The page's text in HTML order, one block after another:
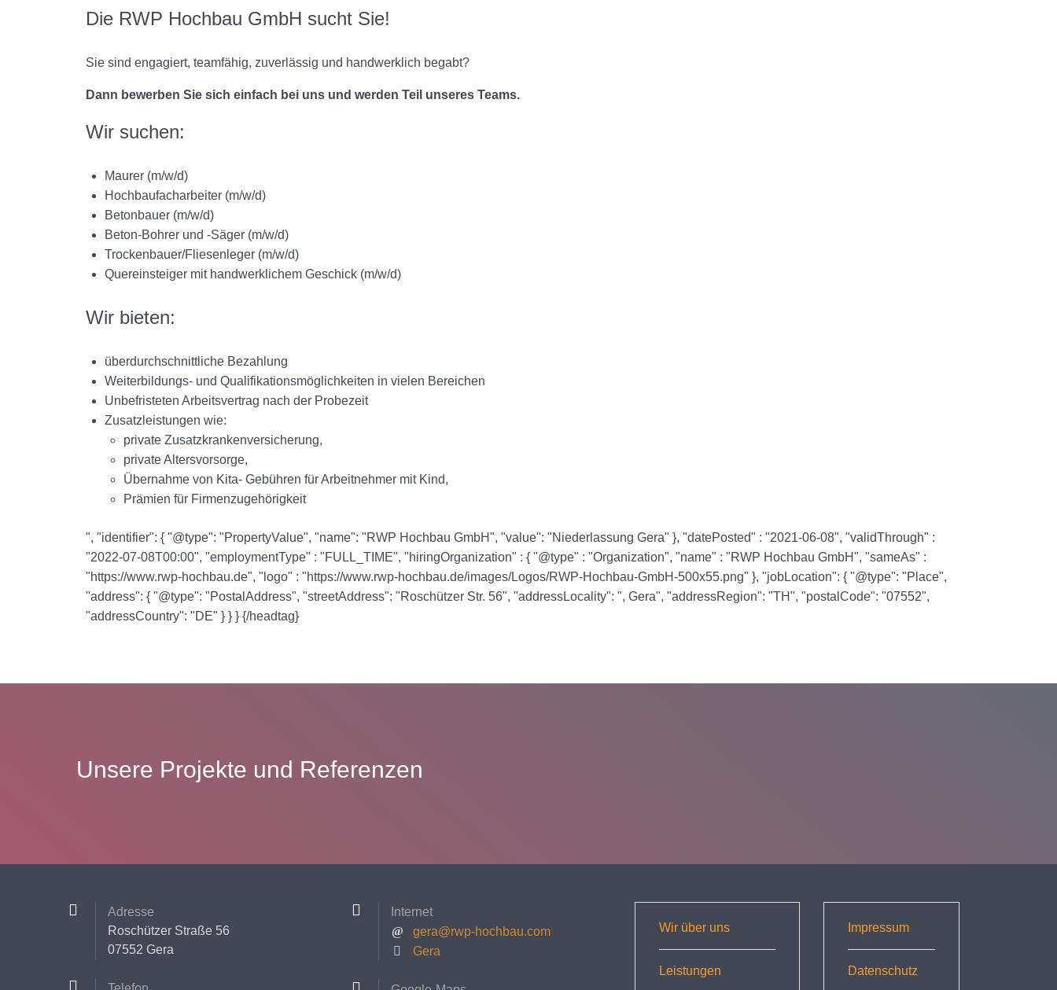
Die RWP Hochbau GmbH sucht Sie!
Sie sind engagiert, teamfähig, zuverlässig und handwerklich begabt?
Dann bewerben Sie sich einfach bei uns und werden Teil unseres Teams.
Wir suchen:
Maurer (m/w/d)
Hochbaufacharbeiter (m/w/d)
Betonbauer (m/w/d)
Beton-Bohrer und -Säger (m/w/d)
Trockenbauer/Fliesenleger (m/w/d)
Quereinsteiger mit handwerklichem Geschick (m/w/d)
Wir bieten:
überdurchschnittliche Bezahlung
Weiterbildungs- und Qualifikationsmöglichkeiten in vielen Bereichen
Unbefristeten Arbeitsvertrag nach der Probezeit
Zusatzleistungen wie:
private Zusatzkrankenversicherung,
private Altersvorsorge,
Übernahme von Kita- Gebühren für Arbeitnehmer mit Kind,
Prämien für Firmenzugehörigkeit
", "identifier": { "@type": "PropertyValue", "name": "RWP Hochbau GmbH", "value": "Niederlassung Gera" }, "datePosted" : "2021-06-08", "validThrough" :
"2022-07-08T00:00", "employmentType" : "FULL_TIME", "hiringOrganization" : { "@type" : "Organization", "name" : "RWP Hochbau GmbH", "sameAs" :
"https://www.rwp-hochbau.de", "logo" : "https://www.rwp-hochbau.de/images/Logos/RWP-Hochbau-GmbH-500x55.png" }, "jobLocation": { "@type": "Place",
"address": { "@type": "PostalAddress", "streetAddress": "Roschützer Str. 56", "addressLocality": ", Gera", "addressRegion": "TH", "postalCode": "07552",
"addressCountry": "DE" } } } {/headtag}
Unsere Projekte und Referenzen
Adresse
Roschützer Straße 56
07552 Gera
Internet
gera@rwp-hochbau.com
Gera
Wir über uns
Leistungen
Impressum
Datenschutz